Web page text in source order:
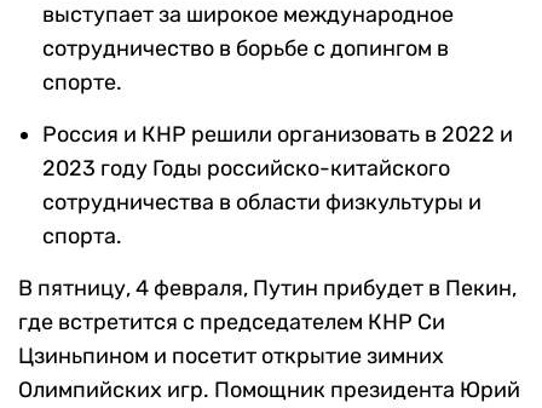
выступает за широкое международное
сотрудничество в борьбе с допингом в
спорте.
Россия и КНР решили организовать в 2022 и
2023 году Годы российско-китайского
сотрудничества в области физкультуры и
спорта.
В пятницу, 4 февраля, Путин прибудет в Пекин,
где встретится с председателем КНР Си
Цзиньпином и посетит открытие зимних
Олимпийских игр. Помощник президента Юрий